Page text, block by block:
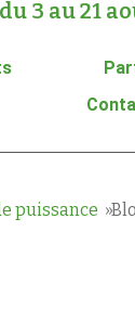
3 au 21
puissance